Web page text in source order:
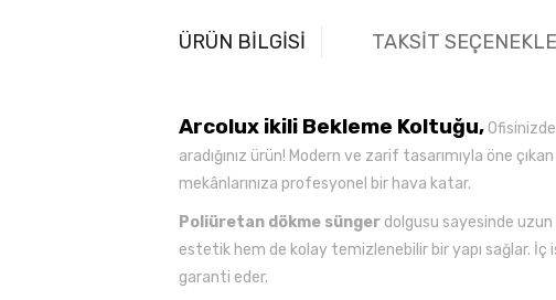
ÜRÜN BİLGİSİ TAKSİT
Arcolux ikili Bekleme Koltuğu,
aradığınız ürün! Modern ve zarif tasarımıyla öne
mekânlarınıza profesyonel bir hava katar.
Poliüretan dökme sünger dolgusu sayesinde
estetik hem de kolay temizlenebilir bir yapı sağlar. İç
garanti eder.